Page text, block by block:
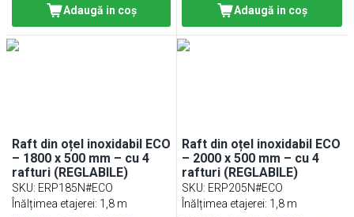
Adaugă in coş Adaugă in coş
Raft din oțel inoxidabil ECO
– 1800 x 500 mm – cu 4
rafturi (REGLABILE)
SKU: ERP185N#ECO
Înălțimea etajerei: 1,8 m
Raft din oțel inoxidabil ECO
– 2000 x 500 mm – cu 4
rafturi (REGLABILE)
SKU: ERP205N#ECO
Înălțimea etajerei: 1,8 m